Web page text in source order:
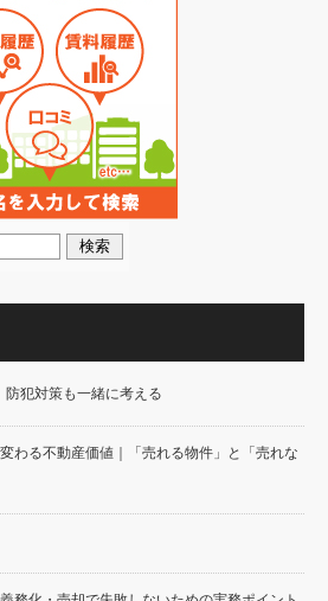
防犯対策も一緒に考える
わる不動産価値｜「売れる物件」と「売れな